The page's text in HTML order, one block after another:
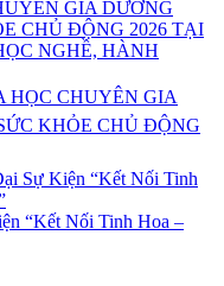
GIA DƯỠNG
CHỦ ĐỘNG 2026 TẠI
NGHỀ, HÀNH
CHUYÊN GIA
KHỎE CHỦ ĐỘNG
Sự Kiện “Kết Nối Tinh
“Kết Nối Tinh Hoa –